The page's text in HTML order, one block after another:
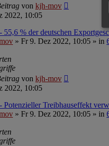
von kjh-mov
2022, 10:05
55,6 % der deutschen
» Fr 9. Dez 2022, 10:05 » in
von kjh-mov
2022, 10:05
Potenzieller Treibhauseffekt
» Fr 9. Dez 2022, 10:05 » in